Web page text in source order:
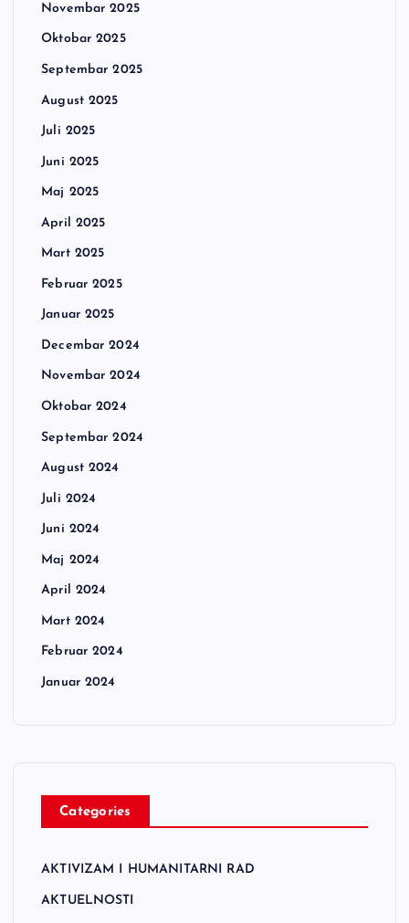
Novembar 2025
Oktobar 2025
Septembar 2025
August 2025
Juli 2025
Juni 2025
Maj 2025
April 2025
Mart 2025
Februar 2025
Januar 2025
Decembar 2024
Novembar 2024
Oktobar 2024
Septembar 2024
August 2024
Juli 2024
Juni 2024
Maj 2024
April 2024
Mart 2024
Februar 2024
Januar 2024
Categories
AKTIVIZAM I HUMANITARNI RAD
AKTUELNOSTI